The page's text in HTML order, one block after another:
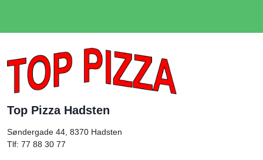
Top Pizza Hadsten
Søndergade 44, 8370 Hadsten
Tlf: 77 88 30 77